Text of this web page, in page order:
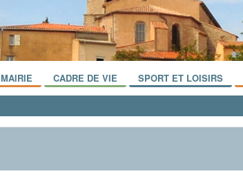
MAIRIE CADRE DE VIE SPORT ET LOISIRS